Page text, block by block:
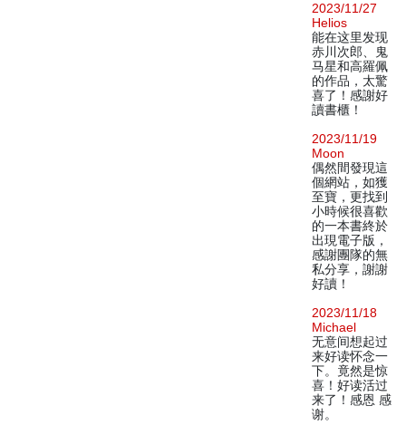
2023/11/27
Helios
能在这里发现
赤川次郎、鬼
马星和高羅佩
的作品，太驚
喜了！感謝好
讀書櫃！
2023/11/19
Moon
偶然間發現這
個網站，如獲
至寶，更找到
小時候很喜歡
的一本書終於
出現電子版，
感謝團隊的無
私分享，謝謝
好讀！
2023/11/18
Michael
无意间想起过
来好读怀念一
下。竟然是惊
喜！好读活过
来了！感恩 感
谢。